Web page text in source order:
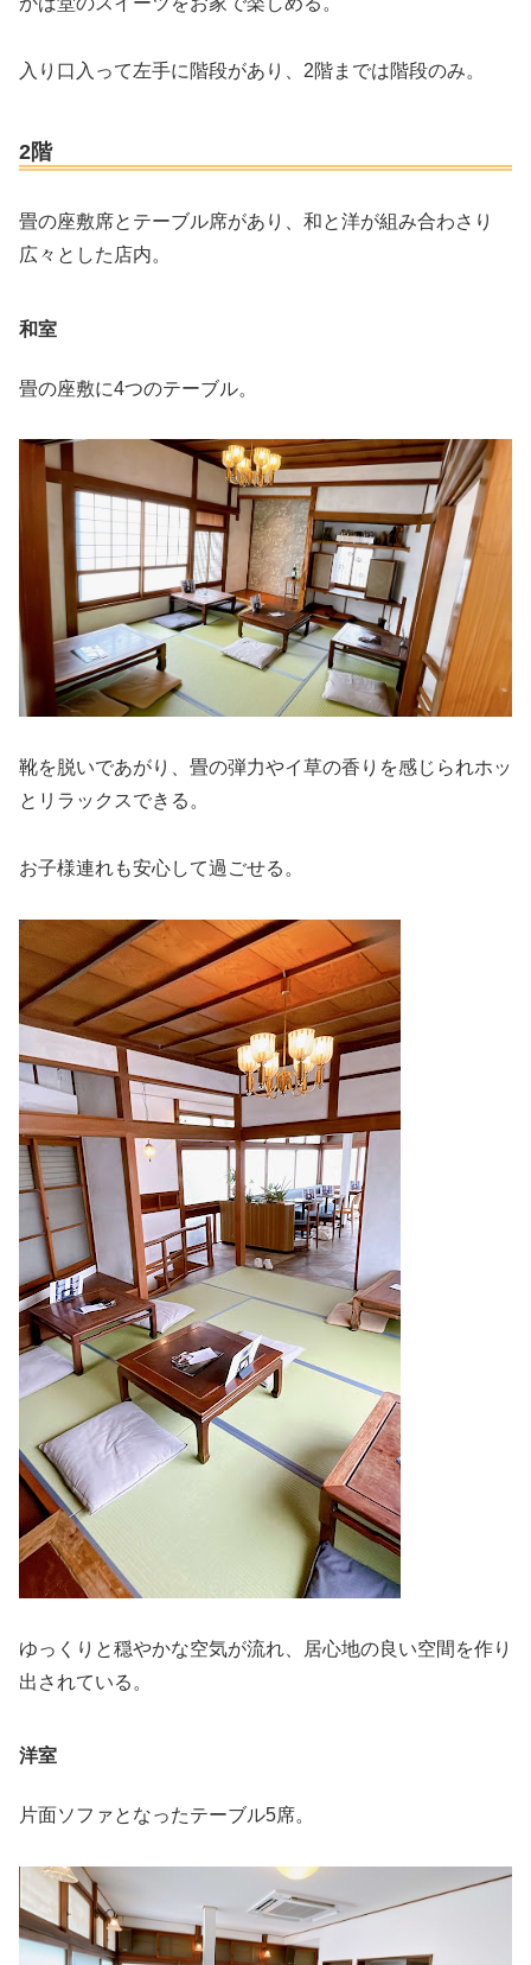
入り口入って左手に階段があり、2階までは階段のみ。
2階
畳の座敷席とテーブル席があり、和と洋が組み合わさり
広々とした店内。
和室
畳の座敷に4つのテーブル。
靴を脱いであがり、畳の弾力やイ草の香りを感じられホッ
とリラックスできる。
お子様連れも安心して過ごせる。
ゆっくりと穏やかな空気が流れ、居心地の良い空間を作り
出されている。
洋室
片面ソファとなったテーブル5席。